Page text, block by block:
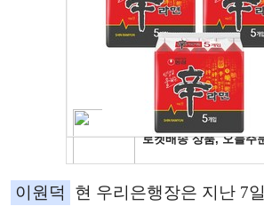
이원덕
현 우리은행장은 지난 7